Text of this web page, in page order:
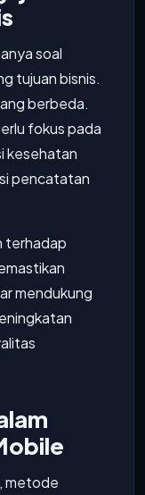
soal
tujuan bisnis.
berbeda.
fokus pada
kesehatan
pencatatan
terhadap
mendukung
metode